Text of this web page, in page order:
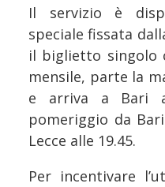
Il servizio è
speciale fissata
il biglietto singolo
mensile, parte la
e arriva a Bari
pomeriggio da
Lecce alle 19.45.
Per incentivare